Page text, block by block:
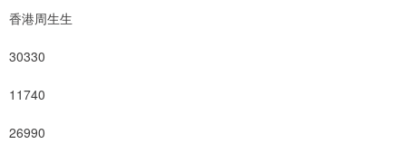
香港周生生
30330
11740
26990